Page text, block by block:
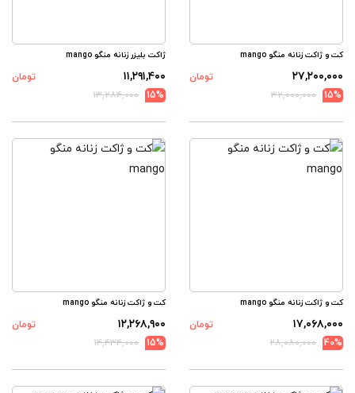
کت و ژاکت زنانه منگو mango
۲۷,۲۰۰,۰۰۰
تومان
15%
۳۲,۰۰۰,۰۰۰
ژاکت بلیزر زنانه منگو mango
۱۱,۲۹۱,۴۰۰
تومان
15%
۱۳,۲۸۴,۰۰۰
کت و ژاکت زنانه منگو mango
۱۷,۰۶۸,۰۰۰
تومان
40%
۲۸,۰۸۰,۰۰۰
کت و ژاکت زنانه منگو mango
۱۲,۲۶۸,۹۰۰
تومان
15%
۱۴,۴۳۴,۰۰۰